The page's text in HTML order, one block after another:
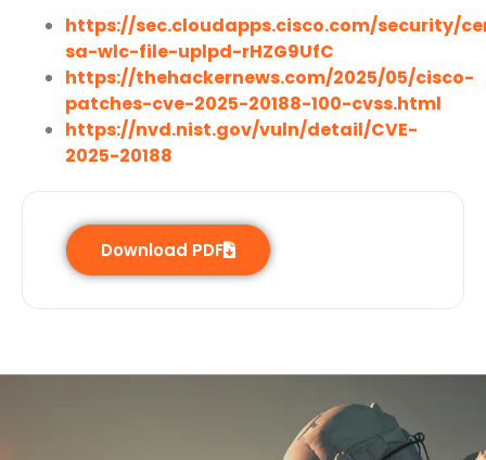
https://sec.cloudapps.cisco.com/security/
sa-wlc-file-uplpd-rHZG9UfC
https://thehackernews.com/2025/05/cisco-
patches-cve-2025-20188-100-cvss.html
https://nvd.nist.gov/vuln/detail/CVE-
2025-20188
Download PDF